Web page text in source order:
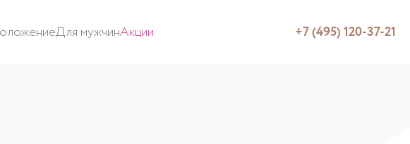
Для мужчинАкции +7 (495) 120-37-21